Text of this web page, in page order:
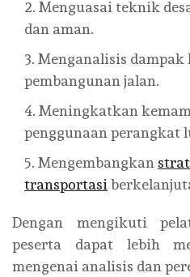
Menguasai teknik
dan aman.
Menganalisis
pembangunan jalan.
Meningkatkan
penggunaan perangkat
Mengembangkan
transportasi
Dengan mengikuti
peserta dapat lebih
mengenai analisis dan